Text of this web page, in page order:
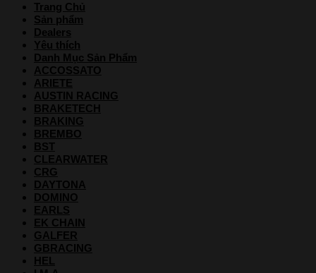
Trang Chủ
Sản phẩm
Dealers
Yêu thích
Danh Mục Sản Phẩm
ACCOSSATO
ARIETE
AUSTIN RACING
BRAKETECH
BRAKING
BREMBO
BST
CLEARWATER
CRG
DAYTONA
DOMINO
EARLS
EK CHAIN
GALFER
GBRACING
HEL